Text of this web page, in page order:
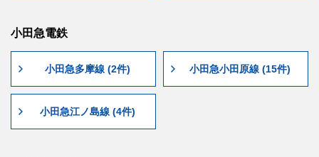
小田急電鉄
小田急多摩線 (2件) 小田急小田原線 (15件)
小田急江ノ島線 (4件)